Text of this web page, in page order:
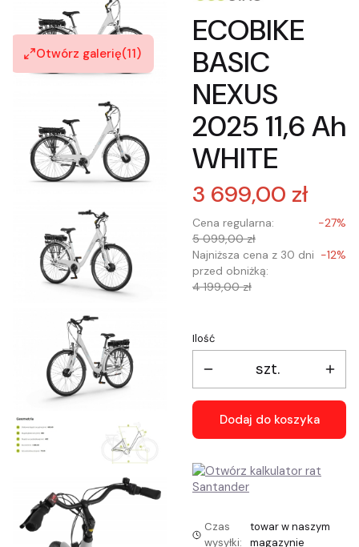
Otwórz galerię(11)
ECOBIKE
BASIC
NEXUS
2025 11,6 Ah
WHITE
3 699,00 zł
Cena regularna:
5 099,00 zł
-27%
Najniższa cena z 30 dni
przed obniżką:
4 199,00 zł
-12%
Ilość
szt.
Dodaj do koszyka
Czas
wysyłki:
towar w naszym
magazynie